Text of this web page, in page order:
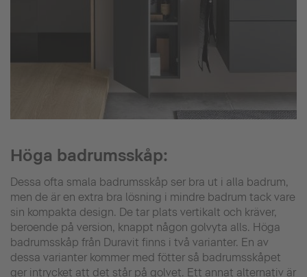
Höga badrumsskåp:
Dessa ofta smala badrumsskåp ser bra ut i alla badrum,
men de är en extra bra lösning i mindre badrum tack vare
sin kompakta design. De tar plats vertikalt och kräver,
beroende på version, knappt någon golvyta alls. Höga
badrumsskåp från Duravit finns i två varianter. En av
dessa varianter kommer med fötter så badrumsskåpet
ger intrycket att det står på golvet. Ett annat alternativ är